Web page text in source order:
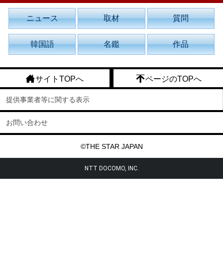
ニュース 取材 質問
韓国語 名鑑 作品
サイトTOPへ ページのTOPへ
提供事業者等に関する表示
お問い合わせ
©THE STAR JAPAN
NTT DOCOMO, INC.